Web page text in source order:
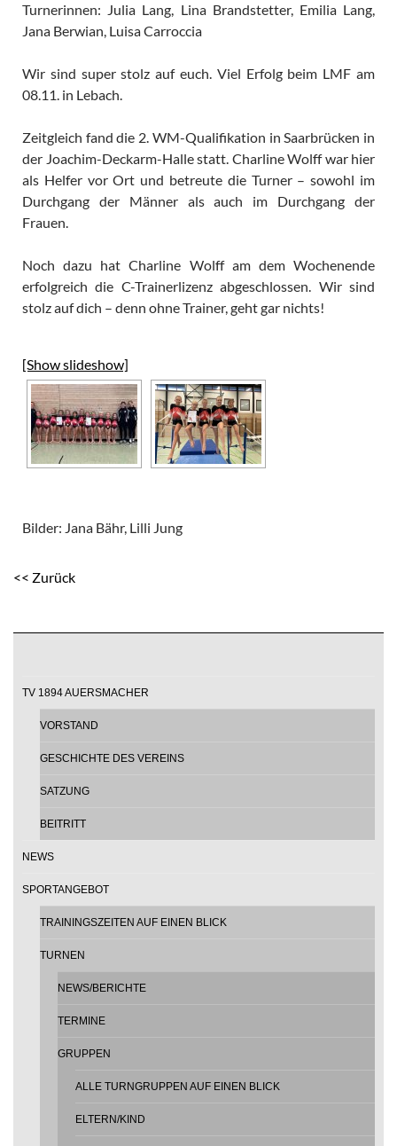
Turnerinnen: Julia Lang, Lina Brandstetter, Emilia Lang,
Jana Berwian, Luisa Carroccia
Wir sind super stolz auf euch. Viel Erfolg beim LMF am
08.11. in Lebach.
Zeitgleich fand die 2. WM-Qualifikation in Saarbrücken in
der Joachim-Deckarm-Halle statt. Charline Wolff war hier
als Helfer vor Ort und betreute die Turner – sowohl im
Durchgang der Männer als auch im Durchgang der
Frauen.
Noch dazu hat Charline Wolff am dem Wochenende
erfolgreich die C-Trainerlizenz abgeschlossen. Wir sind
stolz auf dich – denn ohne Trainer, geht gar nichts!
[Show slideshow]
Bilder: Jana Bähr, Lilli Jung
<< Zurück
TV 1894 AUERSMACHER
VORSTAND
GESCHICHTE DES VEREINS
SATZUNG
BEITRITT
NEWS
SPORTANGEBOT
TRAININGSZEITEN AUF EINEN BLICK
TURNEN
NEWS/BERICHTE
TERMINE
GRUPPEN
ALLE TURNGRUPPEN AUF EINEN BLICK
ELTERN/KIND